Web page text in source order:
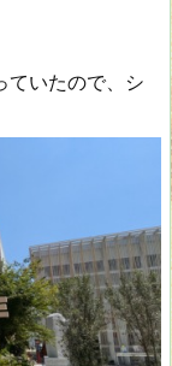
ていたので、シ